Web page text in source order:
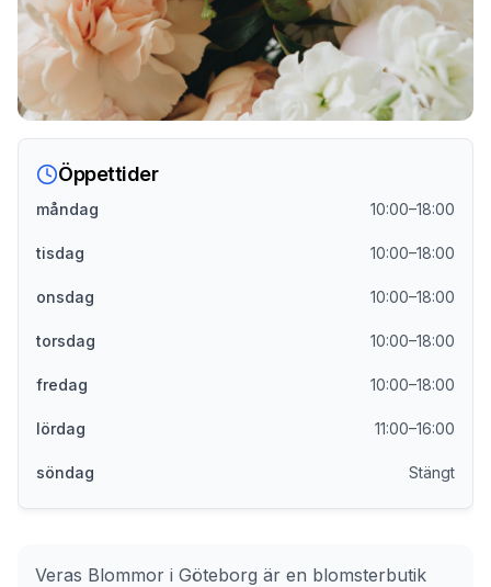
Veras Blommor i Göteborg är en blomsterbutik
Öppettider
måndag 10:00–18:00
tisdag 10:00–18:00
onsdag 10:00–18:00
torsdag 10:00–18:00
fredag 10:00–18:00
lördag 11:00–16:00
söndag Stängt